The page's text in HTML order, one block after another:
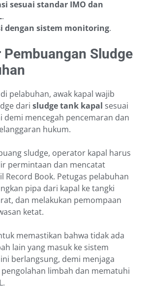
sesuai standar IMO dan
.
dengan sistem monitoring.
Pembuangan Sludge
pelabuhan, awak kapal wajib
dari sludge tank kapal sesuai
demi mencegah pencemaran dan
hukum.
sludge, operator kapal harus
permintaan dan mencatat
Record Book. Petugas pelabuhan
pipa dari kapal ke tangki
dan melakukan pemompaan
ketat.
memastikan bahwa tidak ada
lain yang masuk ke sistem
berlangsung, demi menjaga
limbah dan mematuhi